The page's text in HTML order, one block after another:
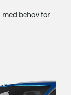
behov for